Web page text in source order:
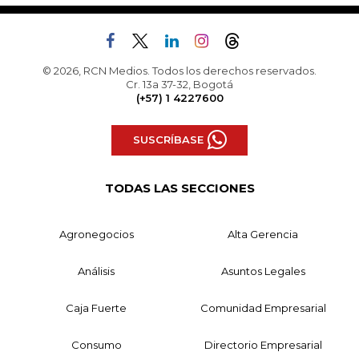
© 2026, RCN Medios. Todos los derechos reservados.
Cr. 13a 37-32, Bogotá
(+57) 1 4227600
SUSCRÍBASE
TODAS LAS SECCIONES
Agronegocios Alta Gerencia
Análisis Asuntos Legales
Caja Fuerte Comunidad Empresarial
Consumo Directorio Empresarial